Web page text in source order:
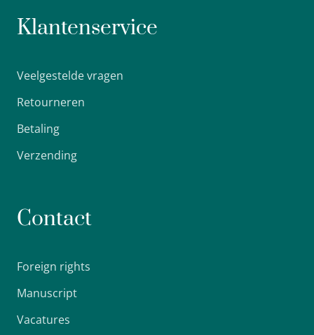
Klantenservice
Veelgestelde vragen
Retourneren
Betaling
Verzending
Contact
Foreign rights
Manuscript
Vacatures